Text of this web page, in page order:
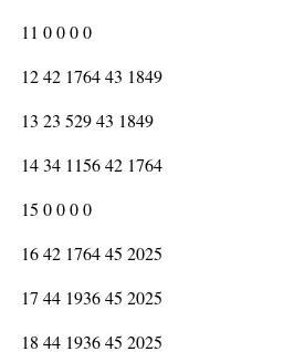
11 0 0 0 0
12 42 1764 43 1849
13 23 529 43 1849
14 34 1156 42 1764
15 0 0 0 0
16 42 1764 45 2025
17 44 1936 45 2025
18 44 1936 45 2025